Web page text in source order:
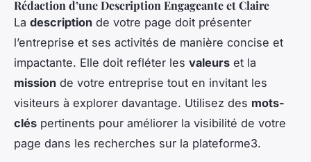
Rédaction d’une Description Engageante et Claire
La description de votre page doit présenter
l’entreprise et ses activités de manière concise et
impactante. Elle doit refléter les valeurs et la
mission de votre entreprise tout en invitant les
visiteurs à explorer davantage. Utilisez des mots-
clés pertinents pour améliorer la visibilité de votre
page dans les recherches sur la plateforme3.